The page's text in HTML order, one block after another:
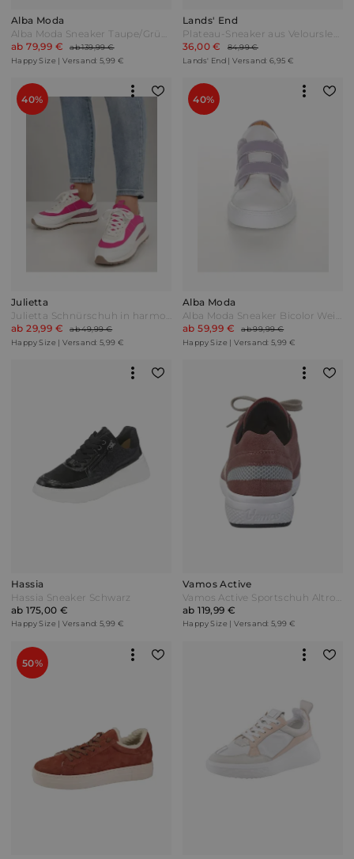
Alba Moda
Alba Moda Sneaker Taupe/Grün/Metallic
ab 79,99 €
ab 139,99 €
Happy Size | Versand: 5,99 €
Lands' End
Plateau-Sneaker aus Veloursleder Damen Blau by Lands' End
36,00 €
84,99 €
Lands' End | Versand: 6,95 €
40%
Julietta
Julietta Schnürschuh in harmonischer Farbkombination Weiß-Pink
ab 29,99 €
ab 49,99 €
Happy Size | Versand: 5,99 €
40%
Alba Moda
Alba Moda Sneaker Bicolor Weiß/Lavendel
ab 59,99 €
ab 99,99 €
Happy Size | Versand: 5,99 €
Hassia
Hassia Sneaker Schwarz
ab 175,00 €
Happy Size | Versand: 5,99 €
Vamos Active
Vamos Active Sportschuh Altrosa Pink
ab 119,99 €
Happy Size | Versand: 5,99 €
50%